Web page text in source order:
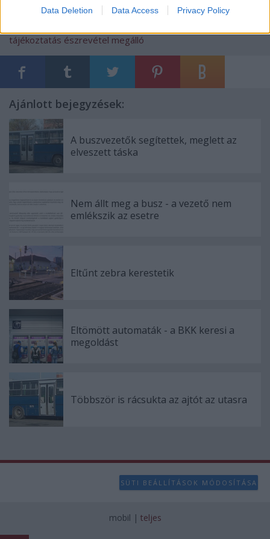
Data Deletion Data Access Privacy Policy
tájékoztatás észrevétel megálló
Ajánlott bejegyzések:
A buszvezetők segítettek, meglett az
elveszett táska
Nem állt meg a busz - a vezető nem
emlékszik az esetre
Eltűnt zebra kerestetik
Eltömött automaták - a BKK keresi a
megoldást
Többször is rácsukta az ajtót az utasra
SÜTI BEÁLLÍTÁSOK MÓDOSÍTÁSA
mobil | teljes